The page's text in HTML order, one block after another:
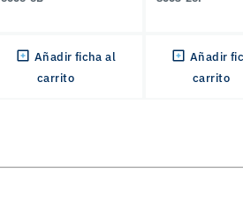
Añadir ficha al
carrito
Añadir
carrito